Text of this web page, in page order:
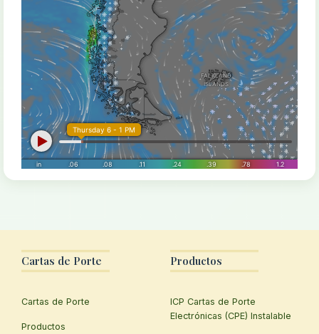
Cartas de Porte
Cartas de Porte
Productos
Productos
ICP Cartas de Porte
Electrónicas (CPE) Instalable